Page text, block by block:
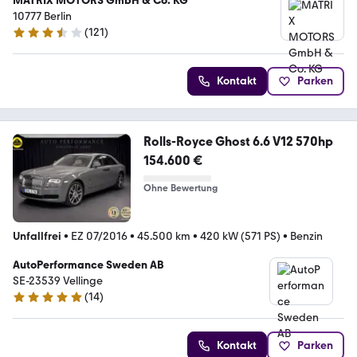
10777 Berlin
3.3 Sterne
(121)
Kontakt Parken
Rolls-Royce Ghost 6.6 V12 570hp
154.600 €
Ohne Bewertung
Unfallfrei • EZ 07/2016• 45.500 km • 420 kW (571 PS) • Benzin
AutoPerformance Sweden AB
SE-23539 Vellinge
4.8 Sterne
(14)
Kontakt Parken